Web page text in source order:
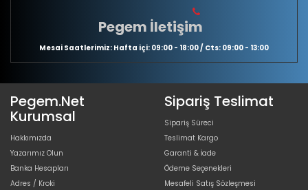
Pegem İletişim
Mesai Saatlerimiz: Hafta içi: 09:00 - 18:00 / Cts: 09:00 - 13:00
Pegem.Net
Kurumsal
Hakkımızda
Yazarımız Olun
Banka Hesapları
Adres / Kroki
Sipariş Teslimat
Sipariş Süreci
Teslimat Kargo
Garanti & İade
Ödeme Seçenekleri
Mesafeli Satış Sözleşmesi